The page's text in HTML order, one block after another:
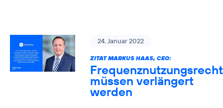
24. Januar 2022
ZITAT MARKUS HAAS, CEO:
müssen verlängert
werden